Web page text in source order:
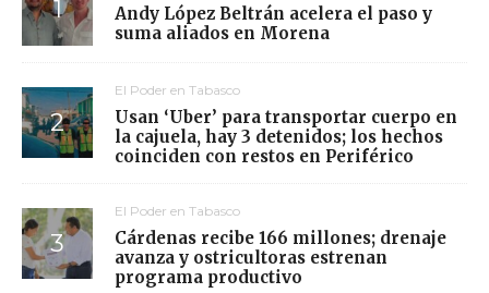
Andy López Beltrán acelera el paso y
suma aliados en Morena
El Poder en Tabasco
Usan ‘Uber’ para transportar cuerpo en
la cajuela, hay 3 detenidos; los hechos
coinciden con restos en Periférico
El Poder en Tabasco
Cárdenas recibe 166 millones; drenaje
avanza y ostricultoras estrenan
programa productivo